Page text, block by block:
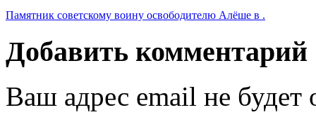
Памятник советскому воину освободителю Алёше в .
Добавить комментарий
Ваш адрес email не будет